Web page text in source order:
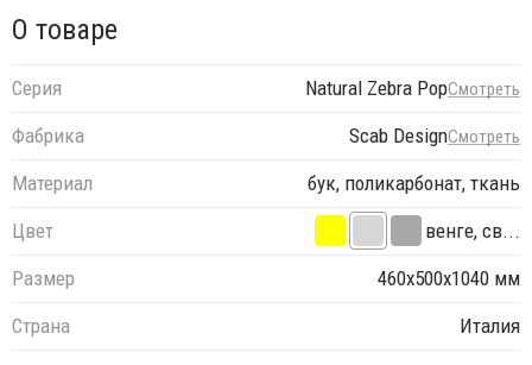
О товаре
Серия Natural Zebra PopСмотреть
Фабрика Scab DesignСмотреть
Материал
бук, поликарбонат, ткань
Цвет
венге, св...
Размер
460х500х1040 мм
Страна
Италия